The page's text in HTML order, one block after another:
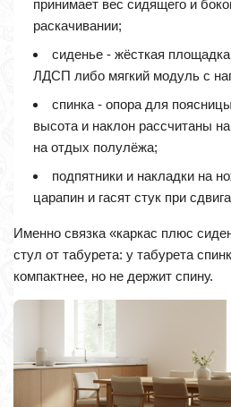
принимает вес сидящего и
раскачивании;
сиденье - жёсткая
ЛДСП либо мягкий модуль с
спинка - опора для
высота и наклон рассчитаны
на отдых полулёжа;
подпятники и накладки на
царапин и гасят стук при
Именно связка «каркас плюс
стул от табурета: у табурета
компактнее, но не держит спину.